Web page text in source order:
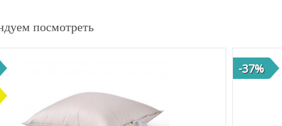
посмотреть
-37%